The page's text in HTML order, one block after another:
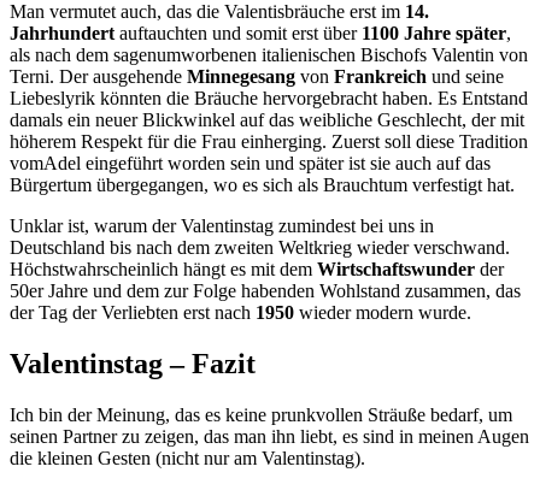
Man vermutet auch, das die Valentisbräuche erst im 14.
Jahrhundert auftauchten und somit erst über 1100 Jahre später,
als nach dem sagenumworbenen italienischen Bischofs Valentin von
Terni. Der ausgehende Minnegesang von Frankreich und seine
Liebeslyrik könnten die Bräuche hervorgebracht haben. Es Entstand
damals ein neuer Blickwinkel auf das weibliche Geschlecht, der mit
höherem Respekt für die Frau einherging. Zuerst soll diese Tradition
vomAdel eingeführt worden sein und später ist sie auch auf das
Bürgertum übergegangen, wo es sich als Brauchtum verfestigt hat.
Unklar ist, warum der Valentinstag zumindest bei uns in
Deutschland bis nach dem zweiten Weltkrieg wieder verschwand.
Höchstwahrscheinlich hängt es mit dem Wirtschaftswunder der
50er Jahre und dem zur Folge habenden Wohlstand zusammen, das
der Tag der Verliebten erst nach 1950 wieder modern wurde.
Valentinstag – Fazit
Ich bin der Meinung, das es keine prunkvollen Sträuße bedarf, um
seinen Partner zu zeigen, das man ihn liebt, es sind in meinen Augen
die kleinen Gesten (nicht nur am Valentinstag).